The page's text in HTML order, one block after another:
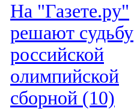
На "Газете.ру"
решают судьбу
российской
олимпийской
сборной (10)